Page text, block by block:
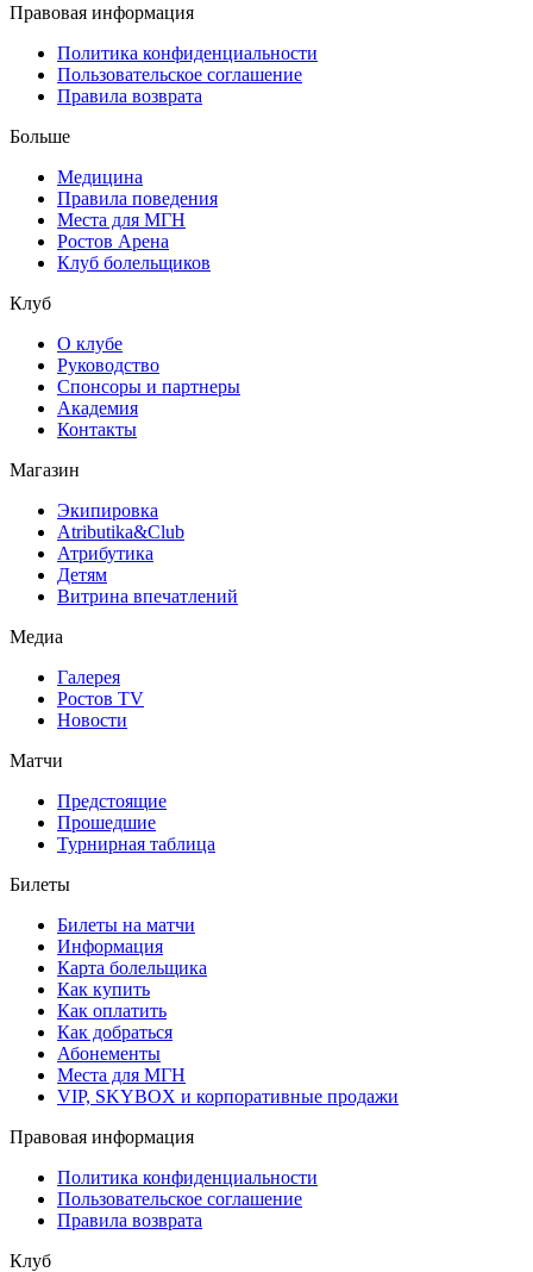
Правовая информация
Политика конфиденциальности
Пользовательское соглашение
Правила возврата
Больше
Медицина
Правила поведения
Места для МГН
Ростов Арена
Клуб болельщиков
Клуб
О клубе
Руководство
Спонсоры и партнеры
Академия
Контакты
Магазин
Экипировка
Atributika&Club
Атрибутика
Детям
Витрина впечатлений
Медиа
Галерея
Ростов TV
Новости
Матчи
Предстоящие
Прошедшие
Турнирная таблица
Билеты
Билеты на матчи
Информация
Карта болельщика
Как купить
Как оплатить
Как добраться
Абонементы
Места для МГН
VIP, SKYBOX и корпоративные продажи
Правовая информация
Политика конфиденциальности
Пользовательское соглашение
Правила возврата
Клуб